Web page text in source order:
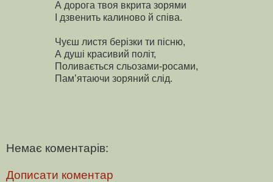
А дорога твоя вкрита зорями
І дзвенить калиново й співа.
Чуєш листя берізки ти пісню,
А душі красивий політ,
Поливається сльозами-росами,
Пам’ятаючи зоряний слід.
Немає коментарів:
Дописати коментар